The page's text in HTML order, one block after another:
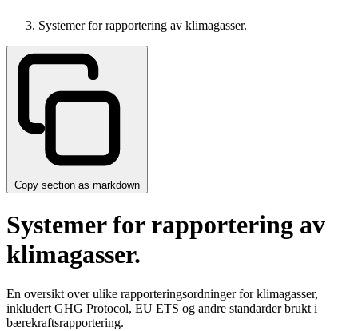
Systemer for rapportering av klimagasser.
Copy section as markdown
Systemer for rapportering av
klimagasser.
En oversikt over ulike rapporteringsordninger for klimagasser,
inkludert GHG Protocol, EU ETS og andre standarder brukt i
bærekraftsrapportering.